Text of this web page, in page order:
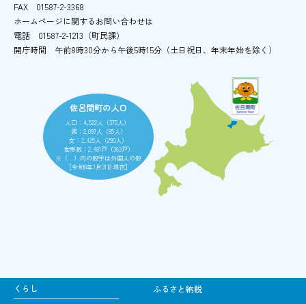
FAX
01587-2-3368
ホームページに関するお問い合わせは
電話
01587-2-1213（町民課）
開庁時間
午前8時30分から午後5時15分 （土日祝日、年末年始を除く）
佐呂間町の人口
人口：4,522人（375人）
男：2,097人（85人）
女：2,425人（290人）
世帯数：2,481戸（363戸）
※（ ）内の数字は外国人の数
［令和8年7月31日現在］
くらし
ふるさと納税